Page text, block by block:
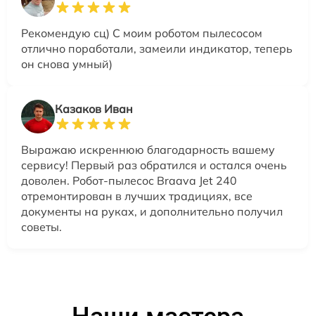
Рекомендую сц) С моим роботом пылесосом
отлично поработали, замеили индикатор, теперь
он снова умный)
Казаков Иван
Выражаю искреннюю благодарность вашему
сервису! Первый раз обратился и остался очень
доволен. Робот-пылесос Braava Jet 240
отремонтирован в лучших традициях, все
документы на руках, и дополнительно получил
советы.